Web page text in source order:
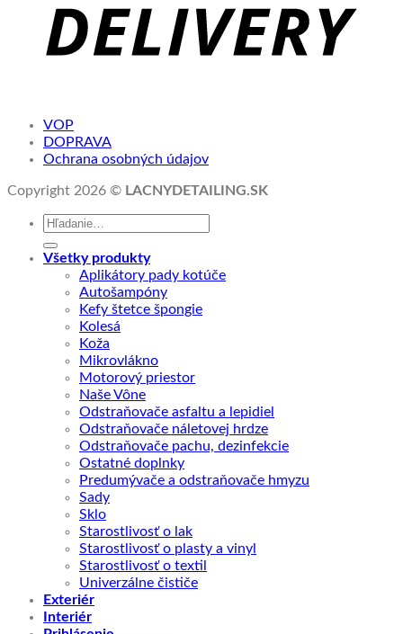
VOP
DOPRAVA
Ochrana osobných údajov
Copyright 2026 © LACNYDETAILING.SK
Hľadať:
Všetky produkty
Aplikátory pady kotúče
Autošampóny
Kefy štetce špongie
Kolesá
Koža
Mikrovlákno
Motorový priestor
Naše Vône
Odstraňovače asfaltu a lepidiel
Odstraňovače náletovej hrdze
Odstraňovače pachu, dezinfekcie
Ostatné doplnky
Predumývače a odstraňovače hmyzu
Sady
Sklo
Starostlivosť o lak
Starostlivosť o plasty a vinyl
Starostlivosť o textil
Univerzálne čističe
Exteriér
Interiér